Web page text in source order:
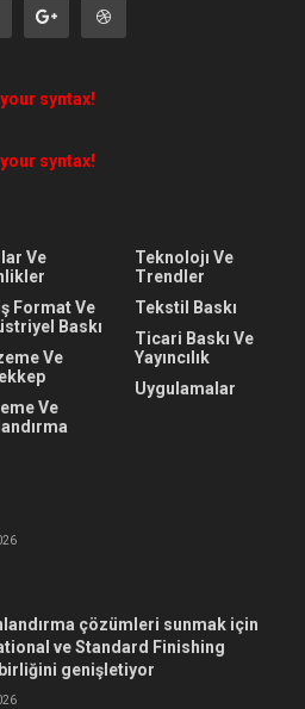
syntax!
syntax!
Ve
Format Ve
Baskı
Ve
Ve
Teknolojı Ve
Trendler
Tekstil Baskı
Ticari Baskı Ve
Yayıncılık
Uygulamalar
çözümleri sunmak için
ve Standard Finishing
genişletiyor